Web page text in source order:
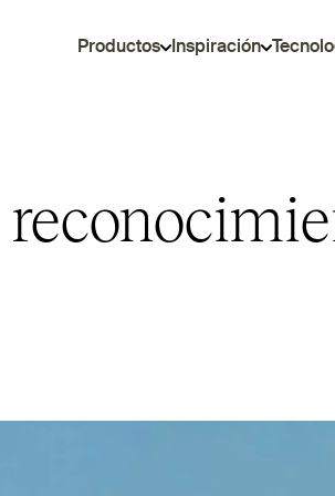
Productos Inspiración